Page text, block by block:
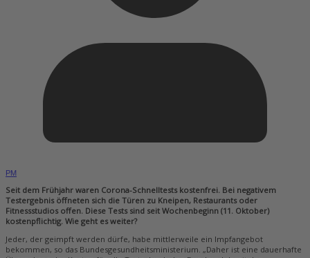
PM
Seit dem Frühjahr waren Corona-Schnelltests kostenfrei. Bei negativem
Testergebnis öffneten sich die Türen zu Kneipen, Restaurants oder
Fitnessstudios offen. Diese Tests sind seit Wochenbeginn (11. Oktober)
kostenpflichtig. Wie geht es weiter?
Jeder, der geimpft werden dürfe, habe mittlerweile ein Impfangebot
bekommen, so das Bundesgesundheitsministerium. „Daher ist eine dauerhafte